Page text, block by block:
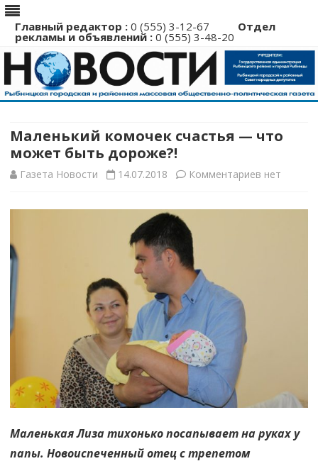
Главный редактор : 0 (555) 3-12-67 Отдел
рекламы и объявлений : 0 (555) 3-48-20
Перейти
Маленький комочек счастья — что
может быть дороже?!
Газета Новости 14.07.2018 Комментариев к
дороже?!
нет
Маленькая Лиза тихонько посапывает на руках у
папы. Новоиспеченный отец с трепетом